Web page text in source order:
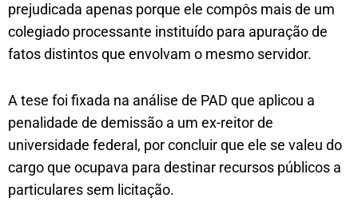
prejudicada apenas porque ele compôs mais de um
colegiado processante instituído para apuração de
fatos distintos que envolvam o mesmo servidor.
A tese foi fixada na análise de PAD que aplicou a
penalidade de demissão a um ex-reitor de
universidade federal, por concluir que ele se valeu do
cargo que ocupava para destinar recursos públicos a
particulares sem licitação.